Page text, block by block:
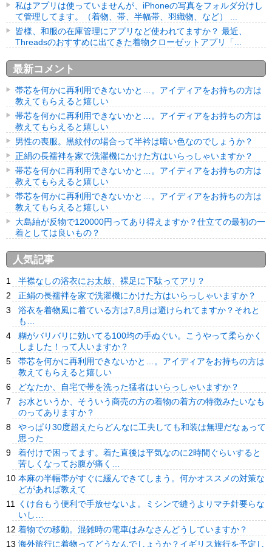
私はアプリは使っていませんが、iPhoneの写真をフォルダ分けし
て管理してます。（着物、帯、半幅帯、羽織物、など） ...
皆様、和服の在庫管理にアプリなど使われてますか？ 最近、
Threadsのおすすめに出てきた着物クローゼットアプリ「...
最新コメント
帯芯を何かに再利用できないかと…。アイディアをお持ちの方は
教えてもらえると嬉しい
帯芯を何かに再利用できないかと…。アイディアをお持ちの方は
教えてもらえると嬉しい
男性の喪服。黒紋付の場合って半衿は暗い色なのでしょうか？
正絹の長襦袢を家で洗濯機にかけた方はいらっしゃいますか？
帯芯を何かに再利用できないかと…。アイディアをお持ちの方は
教えてもらえると嬉しい
帯芯を何かに再利用できないかと…。アイディアをお持ちの方は
教えてもらえると嬉しい
大島紬が反物で120000円ってあり得えますか？仕立ての最初の一
着としては良いもの？
人気記事
半襟なしの浴衣にお太鼓、裸足に下駄ってアリ？
正絹の長襦袢を家で洗濯機にかけた方はいらっしゃいますか？
浴衣を着物風に着ている方は7,8月は避けられてますか？それと
も…
糊がバリバリに効いてる100均の手ぬぐい。こうやって柔らかく
しました！って人いますか？
帯芯を何かに再利用できないかと…。アイディアをお持ちの方は
教えてもらえると嬉しい
どなたか、自宅で帯を洗った猛者はいらっしゃいますか？
お水というか、そういう商売の方の着物の着方の特徴みたいなも
のってありますか？
やっぱり30度超えたらどんなに工夫しても和装は無理だなぁって
思った
着付けで困ってます。着た直後は平気なのに2時間ぐらいすると
苦しくなってお腹が痛く…
本麻の半幅帯がすぐに緩んできてしまう。何かオススメの対策な
どがあれば教えて
くけ台もう便利で手放せないよ。ミシンで縫うよりマチ針要らな
いし…
着物での移動。混雑時の電車はみなさんどうしていますか？
海外旅行に着物ってどうなんでしょうか？イギリス旅行を予定し